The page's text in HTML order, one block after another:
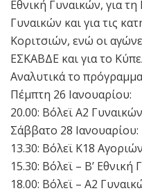
Εθνική Γυναικών, για
Γυναικών και για τις
Κοριτσιών, ενώ οι
ΕΣΚΑΒΔΕ και για το
Αναλυτικά το
Πέμπτη 26 Ιανουαρίου:
20.00: Βόλεϊ Α2
Σάββατο 28 Ιανουαρίου:
13.30: Βόλεϊ Κ18
15.30: Βόλεϊ – Β’
18.00: Βόλεϊ – Α2